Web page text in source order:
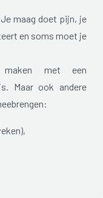
maag doet pijn, je
en soms moet je
met een
Maar ook andere